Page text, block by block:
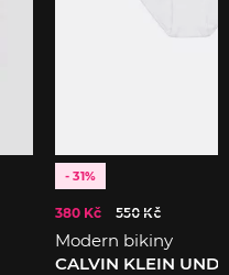
- 31%
380 Kč 550 Kč
Modern bikiny
CALVIN KLEIN